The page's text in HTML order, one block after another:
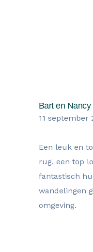
Bart en Nancy
11 september
Een leuk en
rug, een top
fantastisch
wandelingen
omgeving.